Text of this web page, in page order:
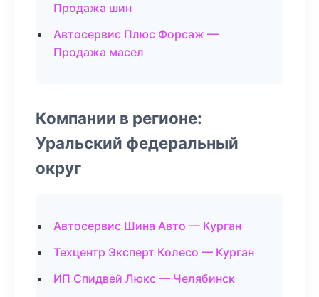
Продажа шин
Автосервис Плюс Форсаж —
Продажа масел
Компании в регионе:
Уральский федеральный
округ
Автосервис Шина Авто — Курган
Техцентр Эксперт Колесо — Курган
ИП Спидвей Люкс — Челябинск